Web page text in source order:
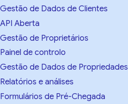
Gestão de Dados de Clientes
API Aberta
Gestão de Proprietários
Painel de controlo
Gestão de Dados de Propriedades
Relatórios e análises
Formulários de Pré-Chegada